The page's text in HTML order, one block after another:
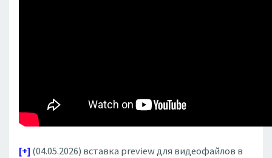
[+] (04.05.2026) вставка preview для видеофайлов в